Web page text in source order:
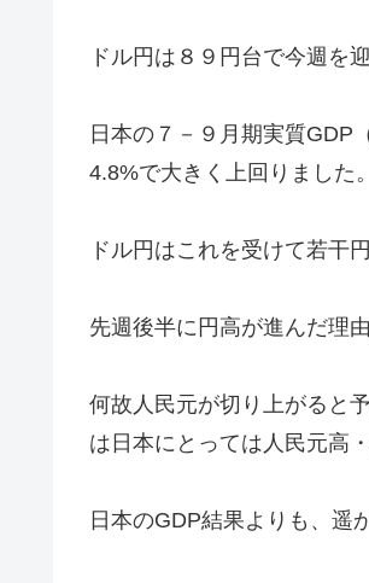
ドル円は８９円台で今週を
日本の７－９月期実質GDP
4.8%で大きく上回りました。
ドル円はこれを受けて若干
先週後半に円高が進んだ理
何故人民元が切り上がると
は日本にとっては人民元高
日本のGDP結果よりも、遥